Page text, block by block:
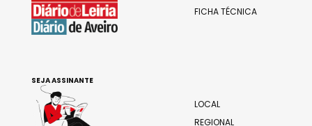
FICHA TÉCNICA
LOCAL
REGIONAL
SEJA ASSINANTE